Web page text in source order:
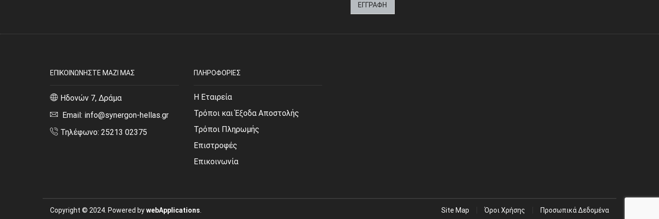
ΕΠΙΚΟΙΝΩΝΗΣΤΕ ΜΑΖΙ ΜΑΣ
Ηδονών 7, Δράμα
Email: info@synergon-hellas.gr
Τηλέφωνο: 25213 02375
ΠΛΗΡΟΦΟΡΙΕΣ
Η Εταιρεία
Τρόποι και Έξοδα Αποστολής
Τρόποι Πληρωμής
Επιστροφές
Επικοινωνία
Copyright © 2024. Powered bywebApplications. Site Map Όροι Χρήσης Προσωπικά Δεδομένα